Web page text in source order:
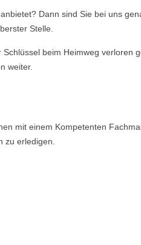
Dann sind Sie bei uns
Stelle.
beim Heimweg verloren
weiter.
mit einem Kompetenten
zu erledigen.